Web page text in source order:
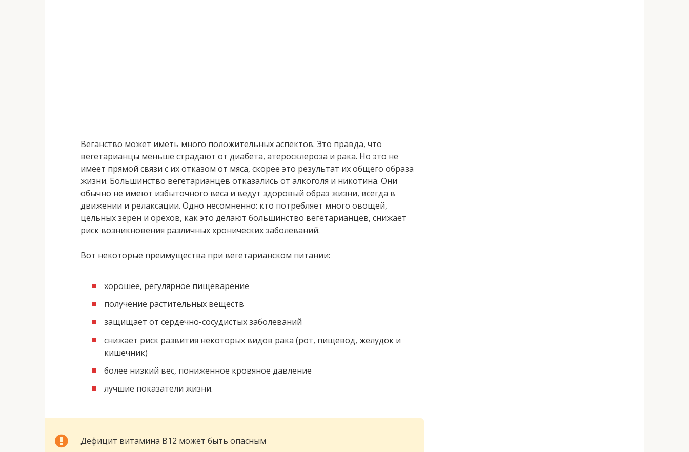
Веганство может иметь много положительных аспектов. Это правда, что
вегетарианцы меньше страдают от диабета, атеросклероза и рака. Но это не
имеет прямой связи с их отказом от мяса, скорее это результат их общего образа
жизни. Большинство вегетарианцев отказались от алкоголя и никотина. Они
обычно не имеют избыточного веса и ведут здоровый образ жизни, всегда в
движении и релаксации. Одно несомненно: кто потребляет много овощей,
цельных зерен и орехов, как это делают большинство вегетарианцев, снижает
риск возникновения различных хронических заболеваний.
Вот некоторые преимущества при вегетарианском питании:
хорошее, регулярное пищеварение
получение растительных веществ
защищает от сердечно-сосудистых заболеваний
снижает риск развития некоторых видов рака (рот, пищевод, желудок и
кишечник)
более низкий вес, пониженное кровяное давление
лучшие показатели жизни.
Дефицит витамина B12 может быть опасным